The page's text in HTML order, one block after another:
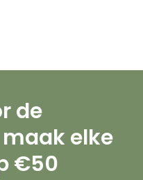
de
elke
€50